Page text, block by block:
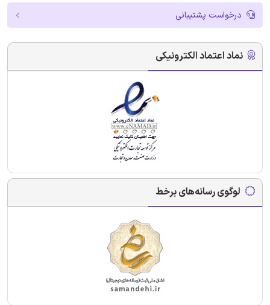
درخواست پشتیبانی
نماد اعتماد الکترونیکی
لوگوی رسانه‌های برخط